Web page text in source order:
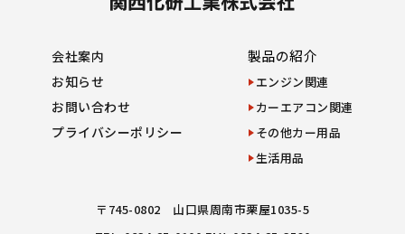
会社案内
お知らせ
お問い合わせ
プライバシーポリシー
製品の紹介
エンジン関連
カーエアコン関連
その他カー用品
生活用品
〒745-0802 山口県周南市栗屋1035-5